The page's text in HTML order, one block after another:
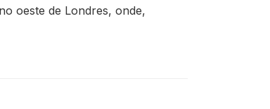
oeste de Londres, onde,